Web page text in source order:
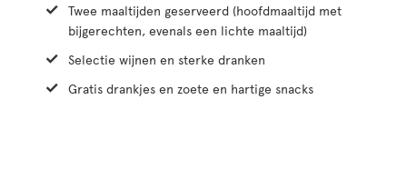
Twee maaltijden geserveerd (hoofdmaaltijd met
bijgerechten, evenals een lichte maaltijd)
Selectie wijnen en sterke dranken
Gratis drankjes en zoete en hartige snacks